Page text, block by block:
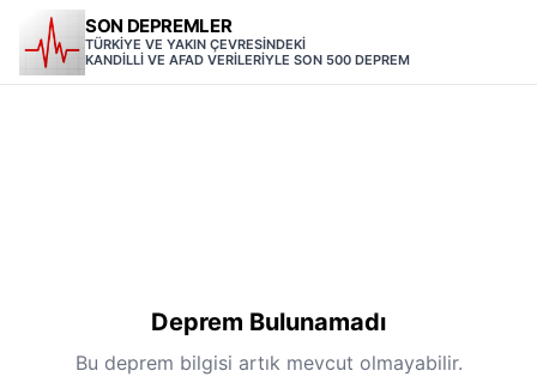
SON DEPREMLER
TÜRKİYE VE YAKIN ÇEVRESİNDEKİ
KANDİLLİ VE AFAD VERİLERİYLE SON 500 DEPREM
Deprem Bulunamadı
Bu deprem bilgisi artık mevcut olmayabilir.